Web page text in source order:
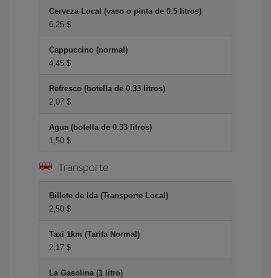
Cerveza Local (vaso o pinta de 0.5 litros)
6,25 $
Cappuccino (normal)
4,45 $
Refresco (botella de 0.33 litros)
2,07 $
Agua (botella de 0.33 litros)
1,50 $
Transporte
Billete de Ida (Transporte Local)
2,50 $
Taxi 1km (Tarifa Normal)
2,17 $
La Gasolina (1 litro)